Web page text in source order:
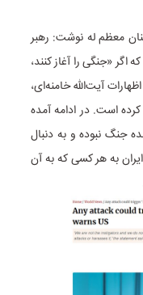
معظم له نوشت: رهبر
اگر «جنگی را آغاز کنند،
آیت‌الله خامنه‌ای،
است. در ادامه آمده
جنگ نبوده و به دنبال
به هر کسی که به آن